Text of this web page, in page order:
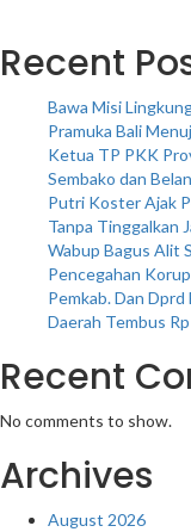
Recent
Bawa Misi
Pramuka Bali
Ketua TP PKK
Sembako dan
Putri Koster Ajak
Tanpa Tinggalkan
Wabup Bagus Alit
Pencegahan
Pemkab. Dan
Daerah Tembus
Recent
No comments to show.
Archives
August 2026